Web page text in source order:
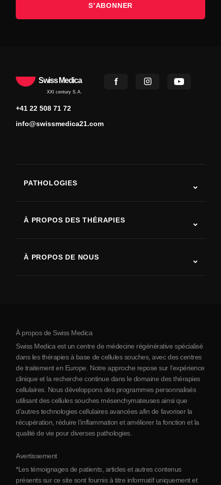
S’ABONNER
Swiss Medica
XXI century S.A.
+41 22 508 71 72
info@swissmedica21.com
PATHOLOGIES
Maladie de Parkinson
Arthrite
À PROPOS DES THÉRAPIES
À PROPOS DE NOUS
À propos de la Serbie
Partenariats
Contact
À propos de Swiss Medica
Swiss Medica est un centre de médecine régénérative spécialisé
dans les thérapies à base de cellules souches, avec des centres
de traitement en Europe. Notre approche repose sur l’expérience
clinique et la recherche continue dans le domaine des thérapies
cellulaires. Nous développons des programmes personnalisés
utilisant des cellules souches mésenchymateuses ainsi que
d’autres technologies cellulaires avancées afin de favoriser la
récupération, réduire l’inflammation et améliorer la fonction et la
qualité de vie pour diverses pathologies.
Avertissement
*Les témoignages de patients, articles et autres contenus
présents sur ce site sont fournis à titre informatif uniquement et